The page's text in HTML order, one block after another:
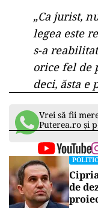
„Ca jurist,
legea este
s-a
orice fel de
deci, ăsta e
Vrei să fii
Puterea.ro și
de